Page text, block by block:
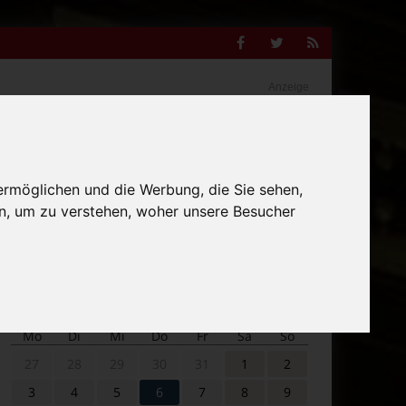
und die Werbung, die Sie sehen,
um zu verstehen, woher unsere Besucher
Facebook
Twitter
Suche
nach:
Mo Di Mi Do Fr Sa
So
1
2
3
4 5 6 7 8 9